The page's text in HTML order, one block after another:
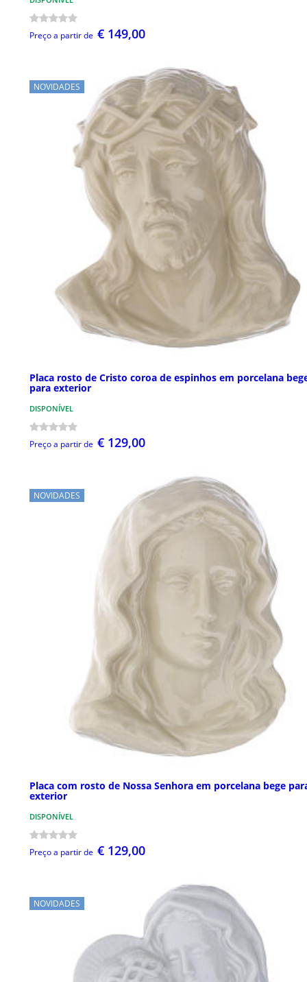
Preço a partir de € 149,00
NOVIDADES
Placa rosto de Cristo coroa de espinhos em porcelana
para exterior
DISPONÍVEL
Preço a partir de € 129,00
NOVIDADES
Placa com rosto de Nossa Senhora em porcelana bege
exterior
DISPONÍVEL
Preço a partir de € 129,00
NOVIDADES